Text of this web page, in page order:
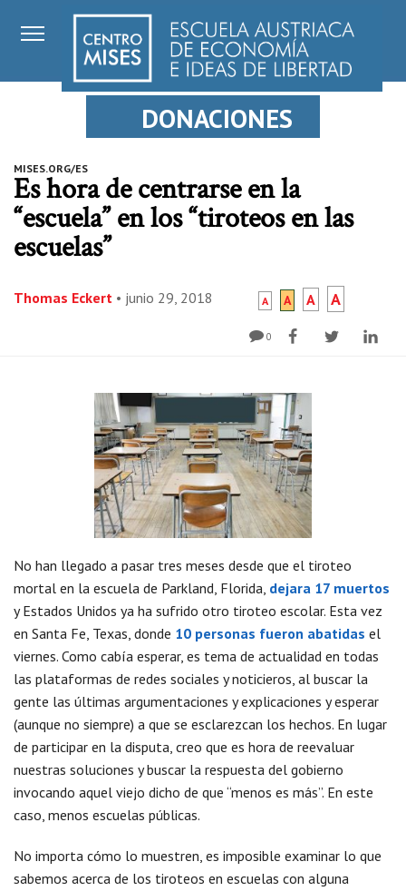
DONACIONES
MISES.ORG/ES
Es hora de centrarse en la
“escuela” en los “tiroteos en las
escuelas”
Thomas Eckert • junio 29, 2018 A A A A
0
No han llegado a pasar tres meses desde que el tiroteo
mortal en la escuela de Parkland, Florida, dejara 17 muertos
y Estados Unidos ya ha sufrido otro tiroteo escolar. Esta vez
en Santa Fe, Texas, donde 10 personas fueron abatidas el
viernes. Como cabía esperar, es tema de actualidad en todas
las plataformas de redes sociales y noticieros, al buscar la
gente las últimas argumentaciones y explicaciones y esperar
(aunque no siempre) a que se esclarezcan los hechos. En lugar
de participar en la disputa, creo que es hora de reevaluar
nuestras soluciones y buscar la respuesta del gobierno
invocando aquel viejo dicho de que “menos es más”. En este
caso, menos escuelas públicas.
No importa cómo lo muestren, es imposible examinar lo que
sabemos acerca de los tiroteos en escuelas con alguna